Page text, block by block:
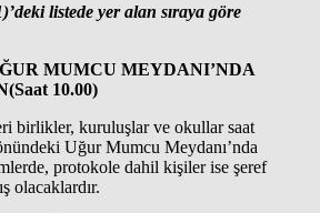
listede yer alan sıraya göre
MUMCU MEYDANI’NDA
(Saat 10.00)
birlikler, kuruluşlar ve okullar saat
Uğur Mumcu Meydanı’nda
protokole dahil kişiler ise şeref
olacaklardır.